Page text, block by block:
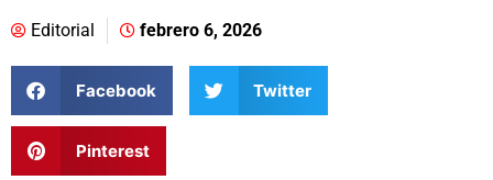
Editorial febrero 6, 2026
Facebook Twitter
Pinterest